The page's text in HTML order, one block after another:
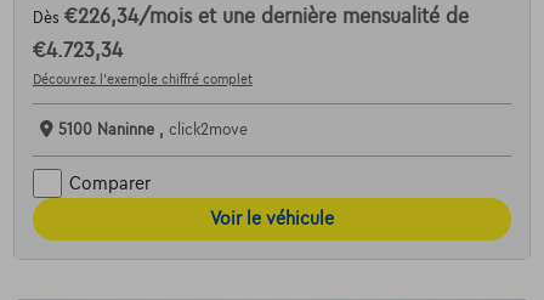
Dès €226,34/mois et une dernière mensualité de
€4.723,34
Découvrez l’exemple chiffré complet
5100 Naninne , click2move
Comparer
Voir le véhicule